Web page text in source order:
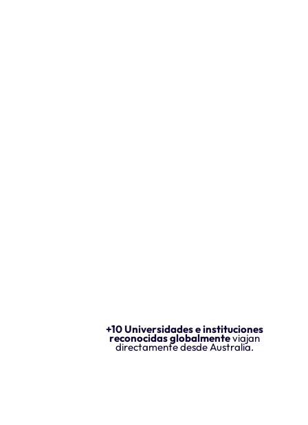
+10 Universidades e instituciones
reconocidas globalmenteviajan
directamente desde Australia.